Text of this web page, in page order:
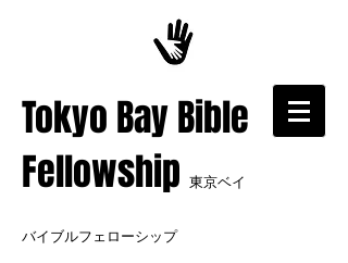
​Tokyo Bay Bible
Fellowship 東京ベイ
バイブルフェローシップ